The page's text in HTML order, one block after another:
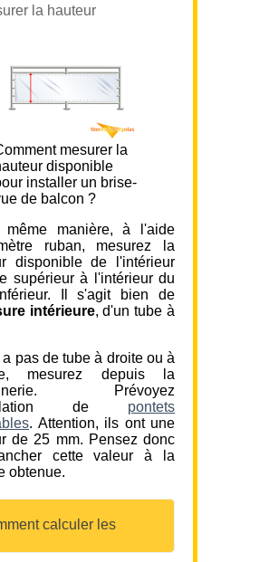
la hauteur
mesurer la
disponible
installer un brise-
de balcon ?
manière, à l'aide
ruban, mesurez la
disponible de l'intérieur
supérieur à l'intérieur du
Il s'agit bien de
intérieure, d'un tube à
pas de tube à droite ou à
mesurez depuis la
Prévoyez
de pontets
. Attention, ils ont une
de 25 mm. Pensez donc
cette valeur à la
obtenue.
calculer les